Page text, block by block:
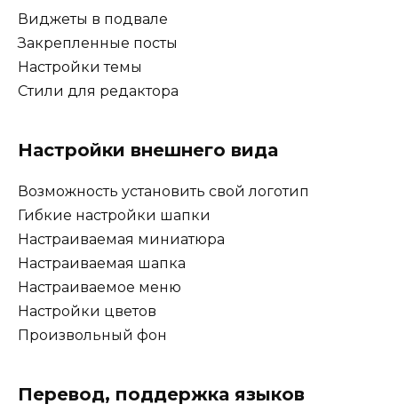
Виджеты в подвале
Закрепленные посты
Настройки темы
Стили для редактора
Настройки внешнего вида
Возможность установить свой логотип
Гибкие настройки шапки
Настраиваемая миниатюра
Настраиваемая шапка
Настраиваемое меню
Настройки цветов
Произвольный фон
Перевод, поддержка языков